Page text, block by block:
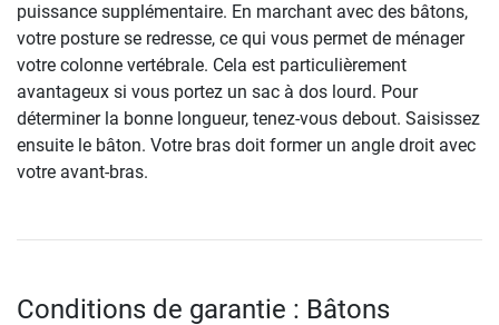
puissance supplémentaire. En marchant avec des bâtons,
votre posture se redresse, ce qui vous permet de ménager
votre colonne vertébrale. Cela est particulièrement
avantageux si vous portez un sac à dos lourd. Pour
déterminer la bonne longueur, tenez-vous debout. Saisissez
ensuite le bâton. Votre bras doit former un angle droit avec
votre avant-bras.
Conditions de garantie : Bâtons